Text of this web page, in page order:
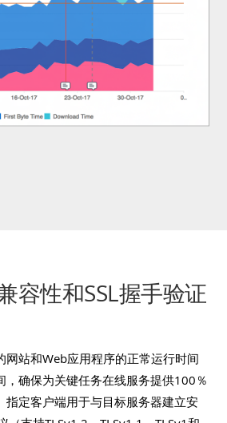
容性和SSL握手验证
网站和Web应用程序的正常运行时间
，确保为关键任务在线服务提供100％
指定客户端用于与目标服务器建立安